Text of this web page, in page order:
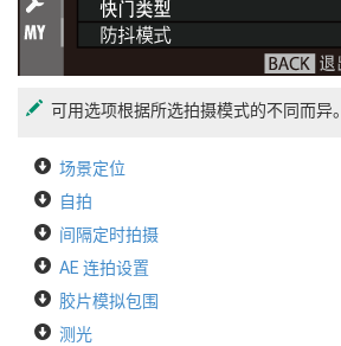
可用选项根据所选拍摄模式的不同而异。
场景定位
自拍
间隔定时拍摄
AE 连拍设置
胶片模拟包围
测光